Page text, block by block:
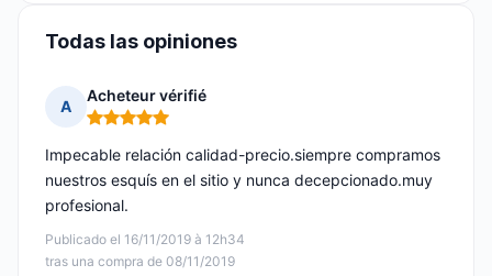
Todas las opiniones
A
Acheteur vérifié
Nota: 5 de 5
Publicado el 16/11/2019 à 12h34
tras una compra de 08/11/2019
Impecable relación calidad-precio.siempre compramos
nuestros esquís en el sitio y nunca decepcionado.muy
profesional.